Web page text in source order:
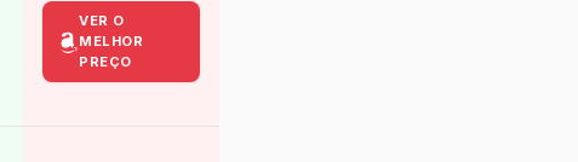
VER O
MELHOR
PREÇO